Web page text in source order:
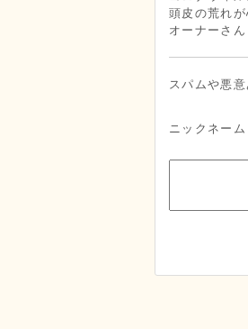
頭皮の荒れ
オーナーさ
スパムや悪
ニックネーム